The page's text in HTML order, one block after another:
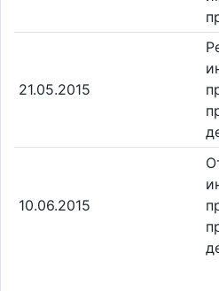
21.05.2015
10.06.2015